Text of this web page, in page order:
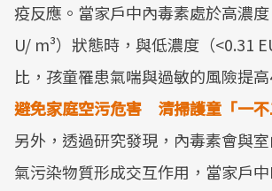
疫反應。當家戶中內毒素處於高濃
U/ m³）狀態時，與低濃度（<0.31
比，孩童罹患氣喘與過敏的風險提高
避免家庭空污危害 清掃護童「一不
另外，透過研究發現，內毒素會與
氣污染物質形成交互作用，當家戶